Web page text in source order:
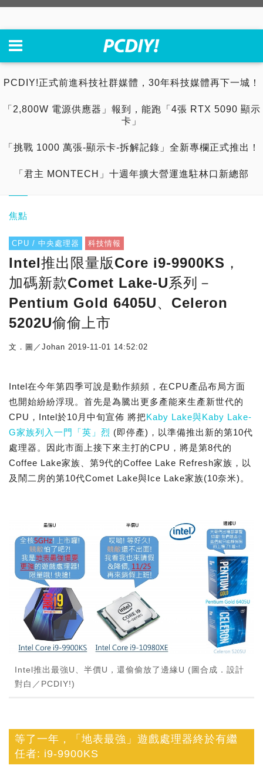
PCDIY!正式前進科技社群媒體，30年科技媒體再下一城！
「2,800W 電源供應器」報到，能跑「4張 RTX 5090 顯示
卡」
「挑戰 1000 萬張-顯示卡-拆解記錄」全新專欄正式推出！
「君主 MONTECH」十週年擴大營運進駐林口新總部
焦點
CPU / 中央處理器 科技情報
Intel推出限量版Core i9-9900KS，
加碼新款Comet Lake-U系列－
Pentium Gold 6405U、Celeron
5202U偷偷上市
文．圖／Johan 2019-11-01 14:52:02
Intel在今年第四季可說是動作頻頻，在CPU產品布局方面
也開始紛紛浮現。首先是為騰出更多產能來生產新世代的
CPU，Intel於10月中旬宣佈 將把Kaby Lake與Kaby Lake-
G家族列入一門「英」烈 (即停產)，以準備推出新的第10代
處理器。因此市面上接下來主打的CPU，將是第8代的
Coffee Lake家族、第9代的Coffee Lake Refresh家族，以
及鬧二房的第10代Comet Lake與Ice Lake家族(10奈米)。
Intel推出最強U、半價U，還偷偷放了邊緣U (圖合成．設計
對白／PCDIY!)
等了一年，「地表最強」遊戲處理器終於有繼
任者: i9-9900KS